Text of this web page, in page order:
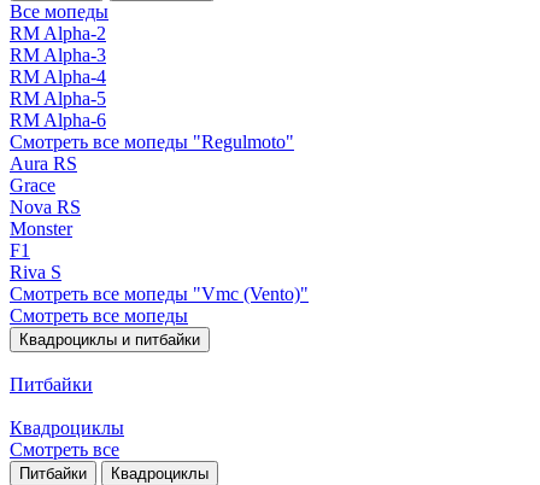
Все мопеды
RM Alpha-2
RM Alpha-3
RM Alpha-4
RM Alpha-5
RM Alpha-6
Смотреть все мопеды "Regulmoto"
Aura RS
Grace
Nova RS
Monster
F1
Riva S
Смотреть все мопеды "Vmc (Vento)"
Смотреть все мопеды
Квадроциклы и питбайки
Питбайки
Квадроциклы
Смотреть все
Питбайки Квадроциклы